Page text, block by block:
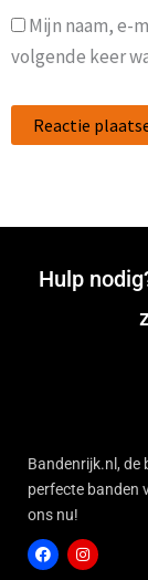
Mijn naam, e-
volgende keer
Hulp
Bandenrijk.nl, de
perfecte banden
ons nu!